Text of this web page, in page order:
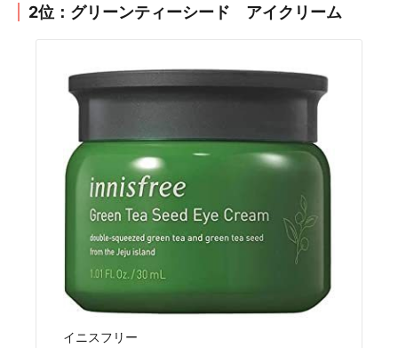
2位：グリーンティーシード アイクリーム
イニスフリー